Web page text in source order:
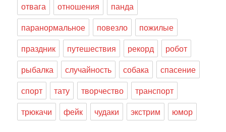
отвага
отношения
панда
паранормальное
повезло
пожилые
праздник
путешествия рекорд
робот
рыбалка
случайность собака
спасение
спорт
тату творчество
транспорт
трюкачи
фейк чудаки экстрим юмор